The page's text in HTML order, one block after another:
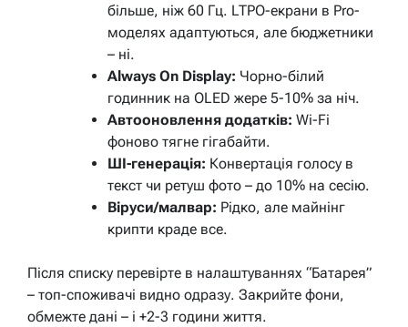
більше, ніж 60 Гц. LTPO-екрани в Pro-
моделях адаптуються, але бюджетники
– ні.
Always On Display: Чорно-білий
годинник на OLED жере 5-10% за ніч.
Автооновлення додатків: Wi-Fi
фоново тягне гігабайти.
ШІ-генерація: Конвертація голосу в
текст чи ретуш фото – до 10% на сесію.
Віруси/малвар: Рідко, але майнінг
крипти краде все.
Після списку перевірте в налаштуваннях “Батарея”
– топ-споживачі видно одразу. Закрийте фони,
обмежте дані – і +2-3 години життя.